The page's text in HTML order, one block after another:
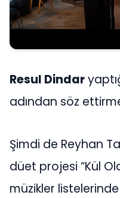
Resul Dindar
adından söz
Şimdi de Reyhan
düet projesi “Kül
müzikler